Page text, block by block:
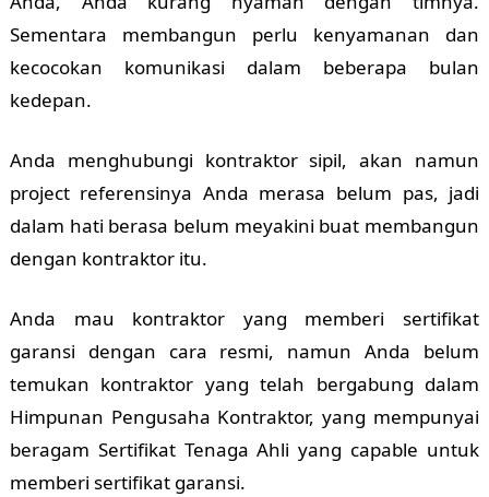
Sementara membangun perlu kenyamanan dan
kecocokan komunikasi dalam beberapa bulan
kedepan.
Anda menghubungi kontraktor sipil, akan namun
project referensinya Anda merasa belum pas, jadi
dalam hati berasa belum meyakini buat membangun
dengan kontraktor itu.
Anda mau kontraktor yang memberi sertifikat
garansi dengan cara resmi, namun Anda belum
temukan kontraktor yang telah bergabung dalam
Himpunan Pengusaha Kontraktor, yang mempunyai
beragam Sertifikat Tenaga Ahli yang capable untuk
memberi sertifikat garansi.